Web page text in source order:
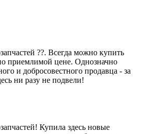
??. Всегда можно купить
приемлимой цене. Однозначно
и добросовестного продавца - за
ни разу не подвели!
Купила здесь новые